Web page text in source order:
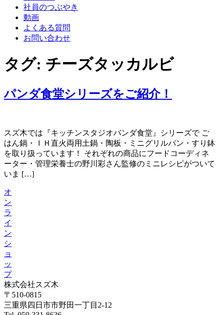
社員のつぶやき
動画
よくある質問
お問い合わせ
タグ: チーズタッカルビ
パンダ食堂シリーズをご紹介！
スズ木では『キッチンスタジオパンダ食堂』シリーズで ご
はん鍋・ＩＨ直火両用土鍋・陶板・ミニグリルパン・すり鉢
を取り扱っています！ それぞれの商品にフードコーディネ
ーター・管理栄養士の野川彩さん監修のミニレシピがついて
いま […]
オ
ン
ラ
イ
ン
シ
ョ
ッ
プ
株式会社スズ木
〒510-0815
三重県四日市市野田一丁目2-12